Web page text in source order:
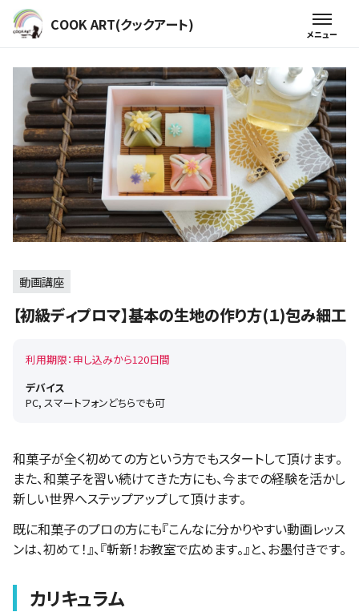
COOK ART(クックアート)
動画講座
【初級ディプロマ】基本の生地の作り方(１)包み細工
利用期限：申し込みから120日間
デバイス
PC, スマートフォンどちらでも可
和菓子が全く初めての方という方でもスタートして頂けます。
また、和菓子を習い続けてきた方にも、今までの経験を活かし
新しい世界へステップアップして頂けます。
既に和菓子のプロの方にも『こんなに分かりやすい動画レッス
ンは、初めて！』、『斬新！お教室で広めます。』と、お墨付きです。
カリキュラム